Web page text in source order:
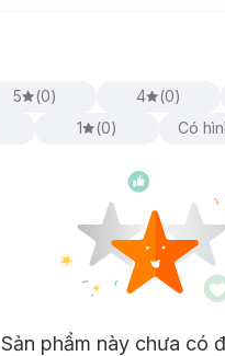
5 (0) 4 (0)
1 (0) Có
Sản phẩm này chưa có